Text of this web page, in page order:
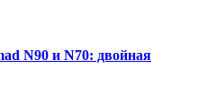
N90 и N70: двойная